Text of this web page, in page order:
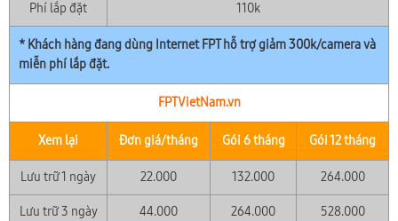
Phí lắp đặt 110k
* Khách hàng đang dùng Internet FPT hỗ trợ giảm 300k/camera và
miễn phí lắp đặt.
FPTVietNam.vn
Xem lại Đơn giá/tháng Gói 6 tháng Gói 12 tháng
Lưu trữ 1 ngày 22.000 132.000 264.000
Lưu trữ 3 ngày 44.000 264.000 528.000